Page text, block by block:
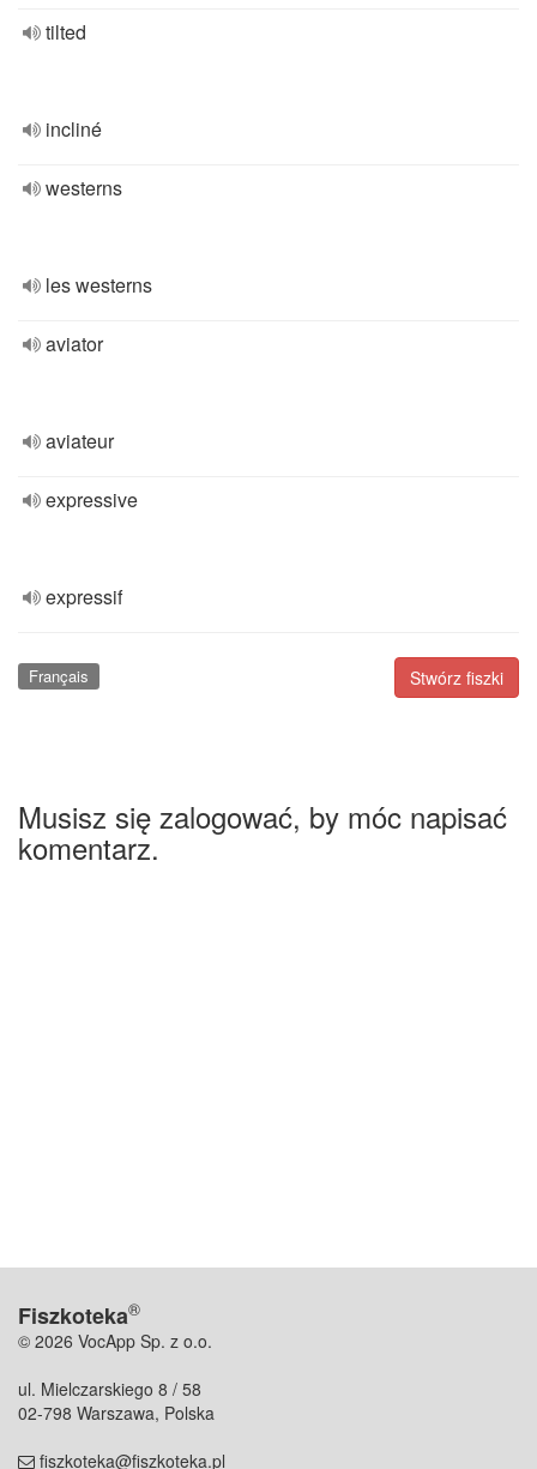
tilted
incliné
westerns
les westerns
aviator
aviateur
expressive
expressif
Stwórz fiszki
Français
Musisz się zalogować, by móc napisać
komentarz.
Fiszkoteka®
© 2026 VocApp Sp. z o.o.
ul. Mielczarskiego 8 / 58
02-798 Warszawa, Polska
fiszkoteka@fiszkoteka.pl